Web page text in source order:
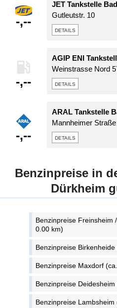
-,--
JET Tankstelle
Gutleutstr. 10
details
-,--
AGIP ENI
Weinstrasse Nord
details
-,--
ARAL Tankstelle
Mannheimer Straße
details
Benzinpreise in
Dürkheim
Benzinpreise Freinsheim
0.00 km)
Benzinpreise
Benzinpreise Maxdorf
Benzinpreise
Benzinpreise Lambsheim